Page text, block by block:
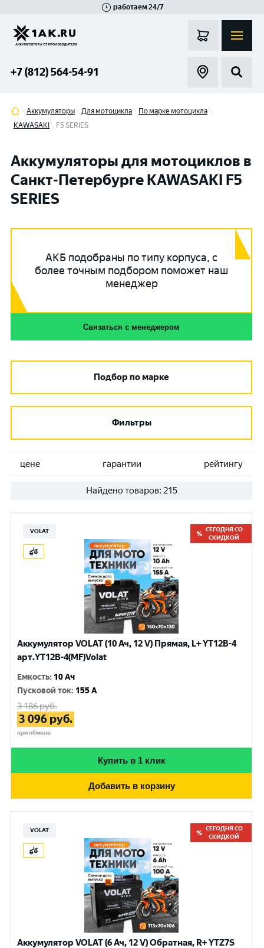
работаем 24/7
+7 (812) 564-54-91
Аккумуляторы Для мотоцикла
По марке мотоцикла
KAWASAKI
F5 SERIES
Аккумуляторы для мотоциклов в
Санкт-Петербурге KAWASAKI F5
SERIES
АКБ подобраны по типу корпуса, с
более точным подбором поможет наш
менеджер
Связаться с менеджером
Подбор по марке
Фильтры
цене гарантии рейтингу
Найдено товаров: 215
VOLAT
СЕГОДНЯ СО
СКИДКОЙ
Аккумулятор VOLAT (10 Ач, 12 V) Прямая, L+ YT12B-4
арт.YT12B-4(MF)Volat
Емкость: 10 Ач
Пусковой ток: 155 A
3 186руб.
3 096 руб.
при обмене
Купить в 1 клик
Добавить в корзину
VOLAT
СЕГОДНЯ СО
СКИДКОЙ
Аккумулятор VOLAT (6 Ач, 12 V) Обратная, R+ YTZ7S
Гатчина